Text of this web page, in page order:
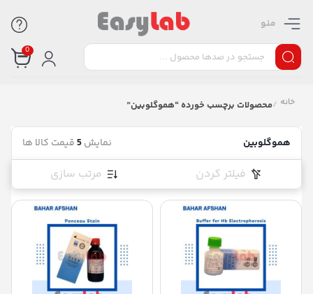
منو
0
خانه /محصولات برچسب خورده “هموگلوبین”
هموگلوبین نمایش5قیمت کالا ها
فیلتر کردن مرتب سازی